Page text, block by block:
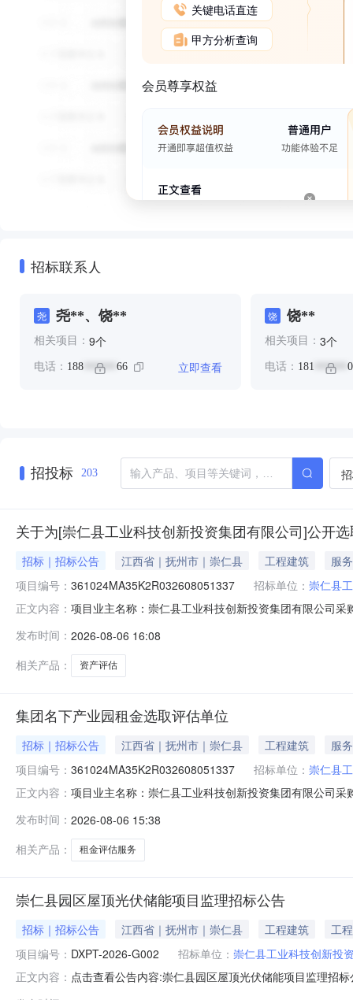
关键电话直连
甲方分析查询
会员尊享权益
招标联系人
尧 尧**、饶**
相关项目： 9个
电话： 188 ****** 66 立即查看
饶 饶**
相关项目： 3个
电话： 181 ******
招投标 203
关于为[崇仁县工业科技创新投资集团有限公司]公开
招标｜招标公告 江西省｜抚州市｜崇仁县 工程建筑
服务
项目编号： 361024MA35K2R032608051337 招标单位： 崇仁县
正文内容： 项目业主名称：崇仁县工业科技创新投资集团有限公司
产评估收费管理办法》的通知(发改价格[2009]2914号)文
工产业园（即
发布时间： 2026-08-06 16:08
相关产品：
资产评估
集团名下产业园租金选取评估单位
招标｜招标公告 江西省｜抚州市｜崇仁县 工程建筑
服务
项目编号： 361024MA35K2R032608051337 招标单位： 崇仁县
正文内容： 项目业主名称：崇仁县工业科技创新投资集团有限公司
估收费管理办法》的通知(发改价格[2009]2914号)文件
发布时间： 2026-08-06 15:38
相关产品：
租金评估服务
崇仁县园区屋顶光伏储能项目监理招标公告
招标｜招标公告 江西省｜抚州市｜崇仁县 工程建筑
工程
项目编号： DXPT-2026-G002 招标单位： 崇仁县工业科技创新投
正文内容： 点击查看公告内容:崇仁县园区屋顶光伏储能项目监理招